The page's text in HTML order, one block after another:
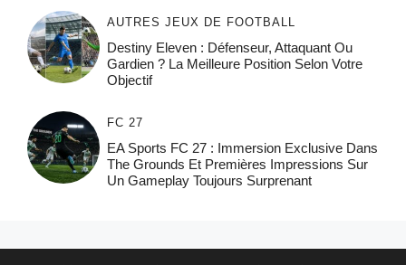
AUTRES JEUX DE FOOTBALL
Destiny Eleven : Défenseur, Attaquant Ou
Gardien ? La Meilleure Position Selon Votre
Objectif
FC 27
EA Sports FC 27 : Immersion Exclusive Dans
The Grounds Et Premières Impressions Sur
Un Gameplay Toujours Surprenant